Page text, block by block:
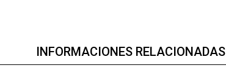
INFORMACIONES RELACIONADAS